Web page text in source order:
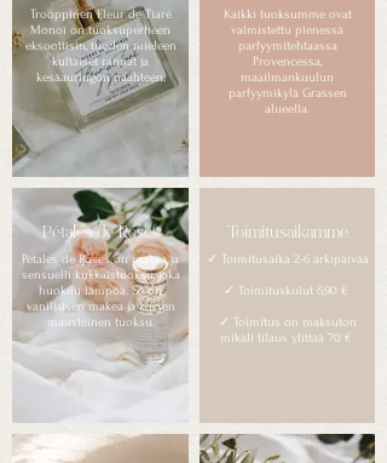
Trooppinen Fleur de Tiaré
Monoï on tuoksuperheen
eksoottisin, tuoden mieleen
kultaiset rannat ja
kesäauringon paahteen.
Kaikki tuoksumme ovat
valmistettu pienessä
parfyymitehtaassa
Provencessa,
maailmankuulun
parfyymikylä Grassen
alueella.
Pétales de Roses
Pétales de Roses on makea ja
sensuelli kukkaistuoksu, joka
huokuu lämpöä. Se on
vaniljaisen makea ja kevyen
mausteinen tuoksu.
Toimitusaikamme
✓ Toimitusaika 2-6 arkipäivää​
✓ Toimituskulut 6,90 € ​
✓ Toimitus on maksuton
mikäli tilaus ylittää 70 € ​